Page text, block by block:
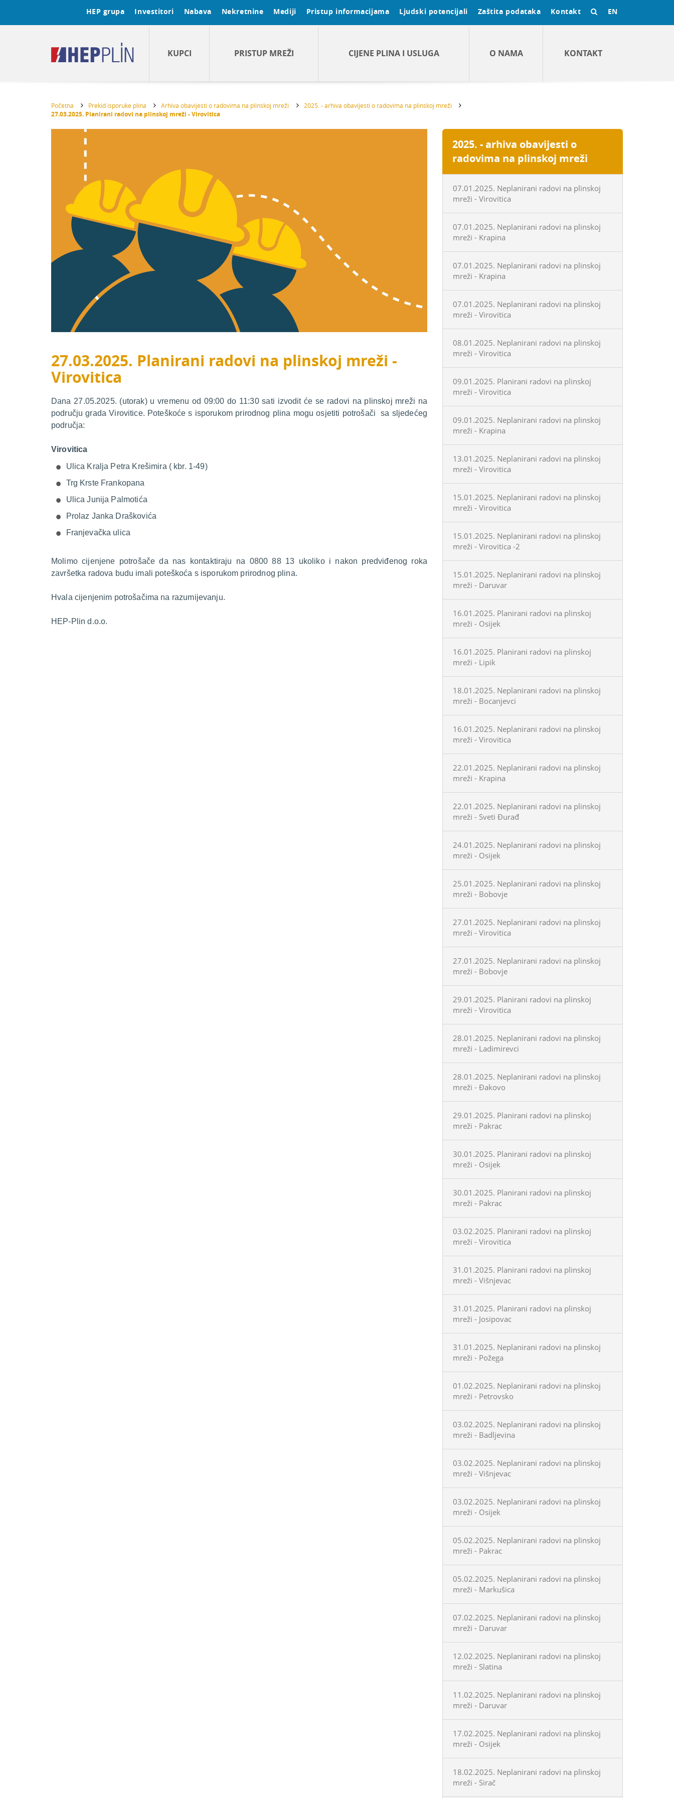
HEP grupa Investitori Nabava Nekretnine Mediji Pristup informacijama Ljudski potencijali Zaštita podataka Kontakt EN
KUPCI PRISTUP MREŽI CIJENE PLINA I USLUGA O NAMA KONTAKT
Početna Prekid isporuke plina Arhiva obavijesti o radovima na plinskoj mreži 2025. - arhiva obavijesti o radovima na plinskoj mreži
27.03.2025. Planirani radovi na plinskoj mreži - Virovitica
27.03.2025. Planirani radovi na plinskoj mreži -
Virovitica
Dana 27.05.2025. (utorak) u vremenu od 09:00 do 11:30 sati izvodit će se radovi na plinskoj mreži na
području grada Virovitice. Poteškoće s isporukom prirodnog plina mogu osjetiti potrošači sa sljedećeg
područja:
Virovitica
Ulica Kralja Petra Krešimira ( kbr. 1-49)
Trg Krste Frankopana
Ulica Junija Palmotića
Prolaz Janka Draškovića
Franjevačka ulica
Molimo cijenjene potrošače da nas kontaktiraju na 0800 88 13 ukoliko i nakon predviđenog roka
završetka radova budu imali poteškoća s isporukom prirodnog plina.
Hvala cijenjenim potrošačima na razumijevanju.
HEP-Plin d.o.o.
2025. - arhiva obavijesti o
radovima na plinskoj mreži
07.01.2025. Neplanirani radovi na plinskoj
mreži - Virovitica
07.01.2025. Neplanirani radovi na plinskoj
mreži - Krapina
07.01.2025. Neplanirani radovi na plinskoj
mreži - Krapina
07.01.2025. Neplanirani radovi na plinskoj
mreži - Virovitica
08.01.2025. Neplanirani radovi na plinskoj
mreži - Virovitica
09.01.2025. Planirani radovi na plinskoj
mreži - Virovitica
09.01.2025. Neplanirani radovi na plinskoj
mreži - Krapina
13.01.2025. Neplanirani radovi na plinskoj
mreži - Virovitica
15.01.2025. Neplanirani radovi na plinskoj
mreži - Virovitica
15.01.2025. Neplanirani radovi na plinskoj
mreži - Virovitica -2
15.01.2025. Neplanirani radovi na plinskoj
mreži - Daruvar
16.01.2025. Planirani radovi na plinskoj
mreži - Osijek
16.01.2025. Planirani radovi na plinskoj
mreži - Lipik
18.01.2025. Neplanirani radovi na plinskoj
mreži - Bocanjevci
16.01.2025. Neplanirani radovi na plinskoj
mreži - Virovitica
22.01.2025. Neplanirani radovi na plinskoj
mreži - Krapina
22.01.2025. Neplanirani radovi na plinskoj
mreži - Sveti Đurađ
24.01.2025. Neplanirani radovi na plinskoj
mreži - Osijek
25.01.2025. Neplanirani radovi na plinskoj
mreži - Bobovje
27.01.2025. Neplanirani radovi na plinskoj
mreži - Virovitica
27.01.2025. Neplanirani radovi na plinskoj
mreži - Bobovje
29.01.2025. Planirani radovi na plinskoj
mreži - Virovitica
28.01.2025. Neplanirani radovi na plinskoj
mreži - Ladimirevci
28.01.2025. Neplanirani radovi na plinskoj
mreži - Đakovo
29.01.2025. Planirani radovi na plinskoj
mreži - Pakrac
30.01.2025. Planirani radovi na plinskoj
mreži - Osijek
30.01.2025. Planirani radovi na plinskoj
mreži - Pakrac
03.02.2025. Planirani radovi na plinskoj
mreži - Virovitica
31.01.2025. Planirani radovi na plinskoj
mreži - Višnjevac
31.01.2025. Planirani radovi na plinskoj
mreži - Josipovac
31.01.2025. Neplanirani radovi na plinskoj
mreži - Požega
01.02.2025. Neplanirani radovi na plinskoj
mreži - Petrovsko
03.02.2025. Neplanirani radovi na plinskoj
mreži - Badljevina
03.02.2025. Neplanirani radovi na plinskoj
mreži - Višnjevac
03.02.2025. Neplanirani radovi na plinskoj
mreži - Osijek
05.02.2025. Neplanirani radovi na plinskoj
mreži - Pakrac
05.02.2025. Neplanirani radovi na plinskoj
mreži - Markušica
07.02.2025. Neplanirani radovi na plinskoj
mreži - Daruvar
12.02.2025. Neplanirani radovi na plinskoj
mreži - Slatina
11.02.2025. Neplanirani radovi na plinskoj
mreži - Daruvar
17.02.2025. Neplanirani radovi na plinskoj
mreži - Osijek
18.02.2025. Neplanirani radovi na plinskoj
mreži - Sirač